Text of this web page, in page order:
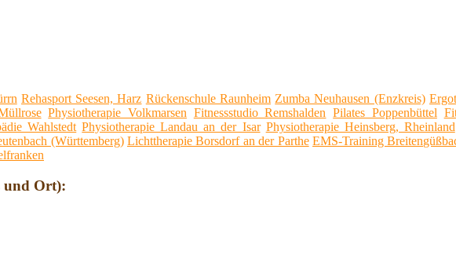
Rehasport Seesen, Harz Rückenschule Raunheim Zumba Neuhausen (Enzkreis)
Physiotherapie Volkmarsen Fitnessstudio Remshalden Pilates Poppenbüttel
Wahlstedt Physiotherapie Landau an der Isar Physiotherapie Heinsberg, Rheinland
(Württemberg) Lichttherapie Borsdorf an der Parthe EMS-Training
und Ort):